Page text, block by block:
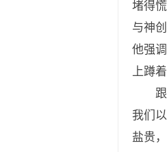
堵得
与神
他强
上蹲
跟这
我们
盐贵